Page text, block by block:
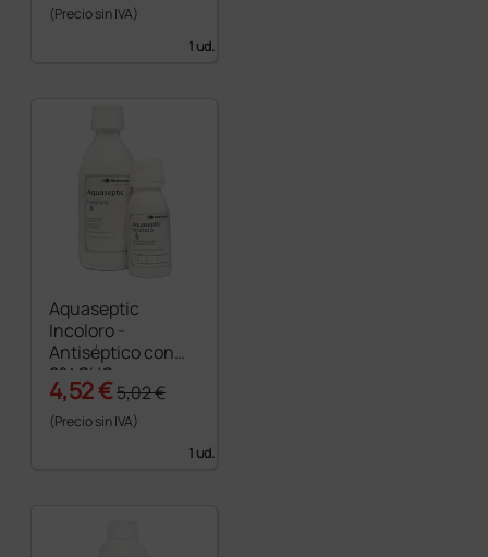
(Precio sin IVA)
1 ud.
Aquaseptic
Incoloro -
Antiséptico con
2% CHG acuosa -
250 ml
4,52 €5,02 €
(Precio sin IVA)
1 ud.